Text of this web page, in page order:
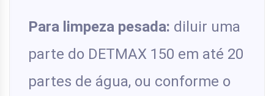
Para limpeza pesada: diluir uma
parte do DETMAX 150 em até 20
partes de água, ou conforme o